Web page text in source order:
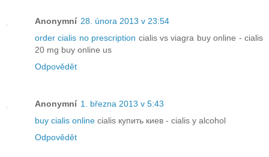
Anonymní 28. února 2013 v 23:54
order cialis no prescription cialis vs viagra buy online - cialis
20 mg buy online us
Odpovědět
Anonymní 1. března 2013 v 5:43
buy cialis online cialis купить киев - cialis y alcohol
Odpovědět